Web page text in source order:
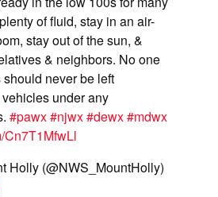
of fluid, stay in an air-
stay out of the sun, &
& neighbors. No one
never be left
under any
#pawx#njwx#dewx#mdwx
Cn7T1MfwLl
Holly (@NWS_MountHolly)